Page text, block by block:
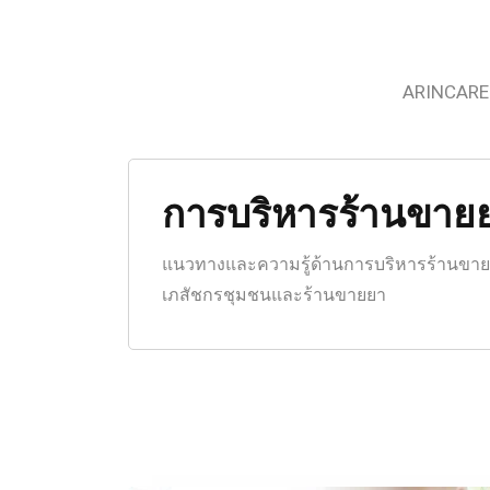
ARINCARE
การบริหารร้านขาย
แนวทางและความรู้ด้านการบริหารร้านขา
เภสัชกรชุมชนและร้านขายยา